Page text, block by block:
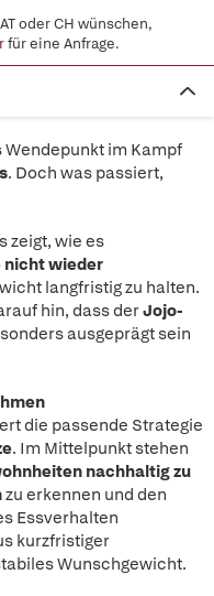
oder CH wünschen,
für eine Anfrage.
Wendepunkt im Kampf
. Doch was passiert,
zeigt, wie es
nicht wieder
langfristig zu halten.
hin, dass derJojo-
ausgeprägt sein
die passende Strategie
. Im Mittelpunkt stehen
nachhaltig zu
zu erkennen und den
Essverhalten
kurzfristiger
Wunschgewicht.